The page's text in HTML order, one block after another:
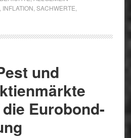
INFLATION SACHWERTE
und
Eurobond-